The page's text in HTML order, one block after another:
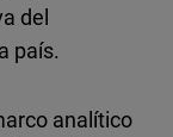
del
país.
analítico